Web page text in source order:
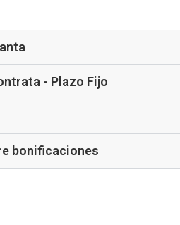
- Plazo Fijo
bonificaciones